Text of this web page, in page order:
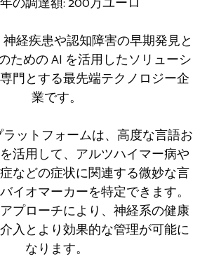
神経疾患や認知障害の早期発見と
ための AI を活用したソリューシ
門とする最先端テクノロジー企
業です。
ラットフォームは、高度な言語お
活用して、アルツハイマー病や
などの症状に関連する微妙な言
イオマーカーを特定できます。
プローチにより、神経系の健康
入とより効果的な管理が可能に
なります。